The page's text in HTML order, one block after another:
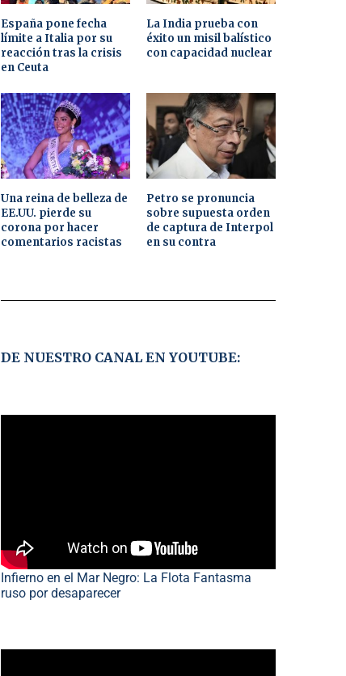
España pone fecha
límite a Italia por su
reacción tras la crisis
en Ceuta
La India prueba con
éxito un misil balístico
con capacidad nuclear
Una reina de belleza de
EE.UU. pierde su
corona por hacer
comentarios racistas
Petro se pronuncia
sobre supuesta orden
de captura de Interpol
en su contra
DE NUESTRO CANAL EN YOUTUBE:
Infierno en el Mar Negro: La Flota Fantasma
ruso por desaparecer